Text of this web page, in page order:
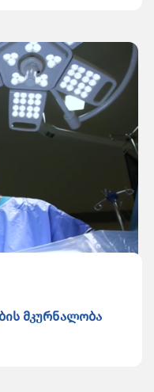
მკურნალობა